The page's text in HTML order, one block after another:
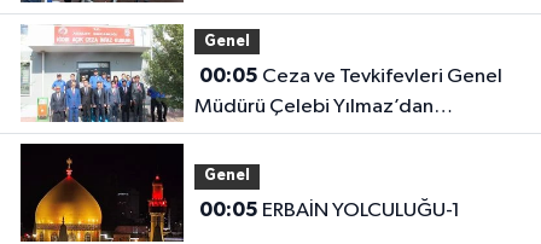
Genel
00:05
Müdürü Çelebi Yılmaz’dan
Iğdır’daki Kurumlara Ziyaret ve
Üretim İncelemesi
Genel
00:05 ERBAİN YOLCULUĞU-1